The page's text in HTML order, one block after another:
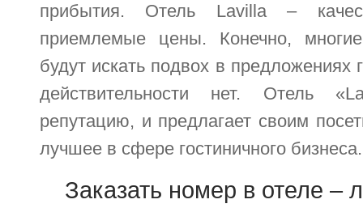
прибытия. Отель Lavilla –
приемлемые цены. Конечно,
будут искать подвох в предложениях
действительности нет. Отель
репутацию, и предлагает своим
лучшее в сфере гостиничного бизнеса.
Заказать номер в отеле –